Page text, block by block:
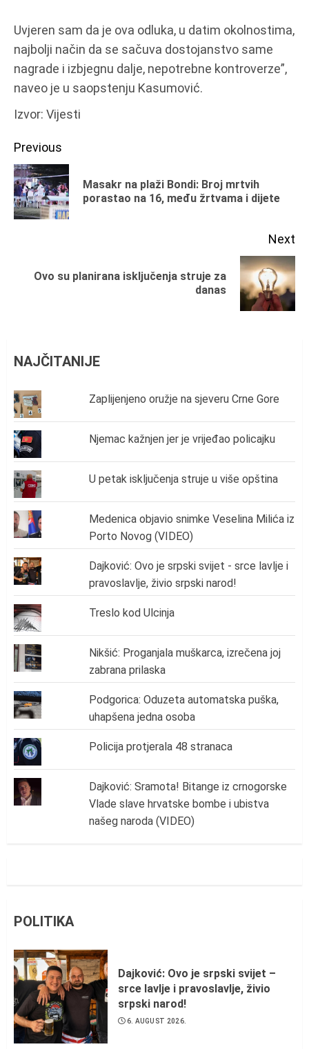
Uvjeren sam da je ova odluka, u datim okolnostima,
najbolji način da se sačuva dostojanstvo same
nagrade i izbjegnu dalje, nepotrebne kontroverze”,
naveo je u saopstenju Kasumović.
Izvor: Vijesti
Continue
Reading
Previous
Masakr na plaži Bondi: Broj mrtvih
porastao na 16, među žrtvama i dijete
Next
NextOvo su planirana isključenja struje za
danas
NAJČITANIJE
Zaplijenjeno oružje na sjeveru Crne Gore
Njemac kažnjen jer je vrijeđao policajku
U petak isključenja struje u više opština
Medenica objavio snimke Veselina Milića iz
Porto Novog (VIDEO)
Dajković: Ovo je srpski svijet - srce lavlje i
pravoslavlje, živio srpski narod!
Treslo kod Ulcinja
Nikšić: Proganjala muškarca, izrečena joj
zabrana prilaska
Podgorica: Oduzeta automatska puška,
uhapšena jedna osoba
Policija protjerala 48 stranaca
Dajković: Sramota! Bitange iz crnogorske
Vlade slave hrvatske bombe i ubistva
našeg naroda (VIDEO)
POLITIKA
Dajković: Ovo je srpski svijet –
srce lavlje i pravoslavlje, živio
srpski narod!
6. AUGUST 2026.